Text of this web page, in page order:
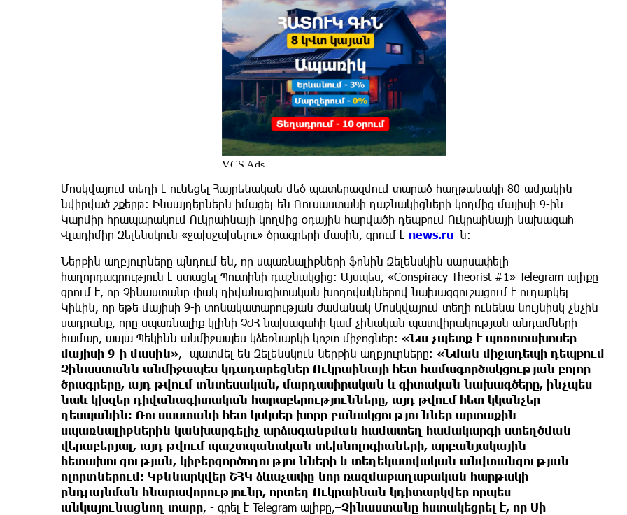
Մոսկվայում տեղի է ունեցել Հայրենական մեծ պատերազմում տարած հաղթանակի 80-ամյակին
նվիրված շքերթ: Ինսայդերներն իմացել են Ռուսաստանի դաշնակիցների կողմից մայիսի 9-ին
Կարմիր հրապարակում Ուկրաինայի կողմից օդային հարվածի դեպքում Ուկրաինայի նախագահ
Վլադիմիր Զելենսկուն «ջախջախելու» ծրագրերի մասին, գրում է news.ru–ն։
Ներքին աղբյուրները պնդում են, որ սպառնալիքների ֆոնին Զելենսկին սարսափելի
հաղորդագրություն է ստացել Պուտինի դաշնակցից։ Այսպես, «Conspiracy Theorist #1» Telegram ալիքը
գրում է, որ Չինաստանը փակ դիվանագիտական ​​​​խողովակներով նախազգուշացում է ուղարկել
Կիևին, որ եթե մայիսի 9-ի տոնակատարության ժամանակ Մոսկվայում տեղի ունենա նույնիսկ չնչին
սադրանք, որը սպառնալիք կլինի ՉԺՀ նախագահի կամ չինական պատվիրակության անդամների
համար, ապա Պեկինն անմիջապես կձեռնարկի կոշտ միջոցներ։ «Նա չպետք է պոռոտախոսեր
մայիսի 9-ի մասին»,- պատմել են Զելենսկուն ներքին աղբյուրները։ «Նման միջադեպի դեպքում
Չինաստանն անմիջապես կդադարեցներ Ուկրաինայի հետ համագործակցության բոլոր
ծրագրերը, այդ թվում տնտեսական, մարդասիրական և գիտական ​​նախագծերը, ինչպես
նաև կխզեր դիվանագիտական ​​հարաբերությունները, այդ թվում հետ կկանչեր
դեսպանին։ Ռուսաստանի հետ կսկսեր խորը բանակցություններ արտաքին
սպառնալիքներին կանխարգելիչ արձագանքման համատեղ համակարգի ստեղծման
վերաբերյալ, այդ թվում պաշտպանական տեխնոլոգիաների, արբանյակային
հետախուզության, կիբերգործողությունների և տեղեկատվական անվտանգության
ոլորտներում։ Կքննարկվեր ՇՀԿ ձևաչափը նոր ռազմաքաղաքական հարթակի
ընդլայնման հնարավորությունը, որտեղ Ուկրաինան կդիտարկվեր որպես
անկայունացնող տարր, - գրել է Telegram ալիքը,–Չինաստանը հստակեցրել է, որ Սի